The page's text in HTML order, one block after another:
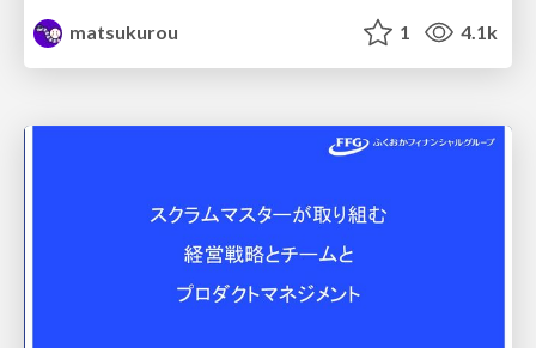
matsukurou
1 4.1k